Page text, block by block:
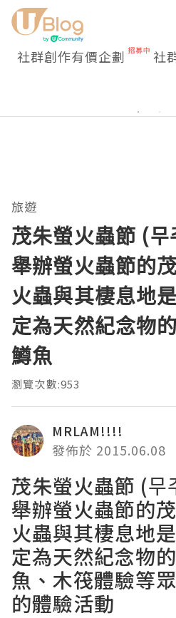
社群創作有價企劃 社
旅遊
茂朱螢火蟲節 (무
舉辦螢火蟲節的
火蟲與其棲息地
定為天然紀念物
鱒魚
瀏覽次數:953
MRLAM!!!!
發佈於 2015.06.08
茂朱螢火蟲節 (무
舉辦螢火蟲節的
火蟲與其棲息地
定為天然紀念物
魚、木筏體驗等
的體驗活動